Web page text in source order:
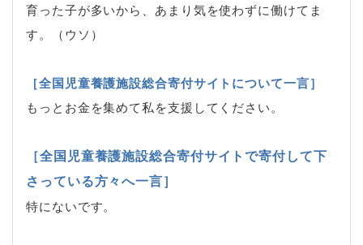
育った子が多いから、あまり気を使わずに働けてま
す。（ウソ）
［全国児童養護施設総合寄付サイトについて一言］
もっとお金を集めて私を支援してください。
［全国児童養護施設総合寄付サイトで寄付して下
さっている方々へ一言］
特にないです。